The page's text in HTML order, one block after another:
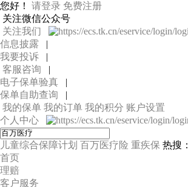
您好！ 请登录 免费注册
关注微信公众号
关注我们
信息披露 |
我要投诉 |
客服咨询 |
电子保单验真 |
保单自助查询 |
我的保单 我的订单 我的积分 账户设置
个人中心
儿童综合保障计划 百万医疗险 重疾保 热搜：
首页
理赔
客户服务